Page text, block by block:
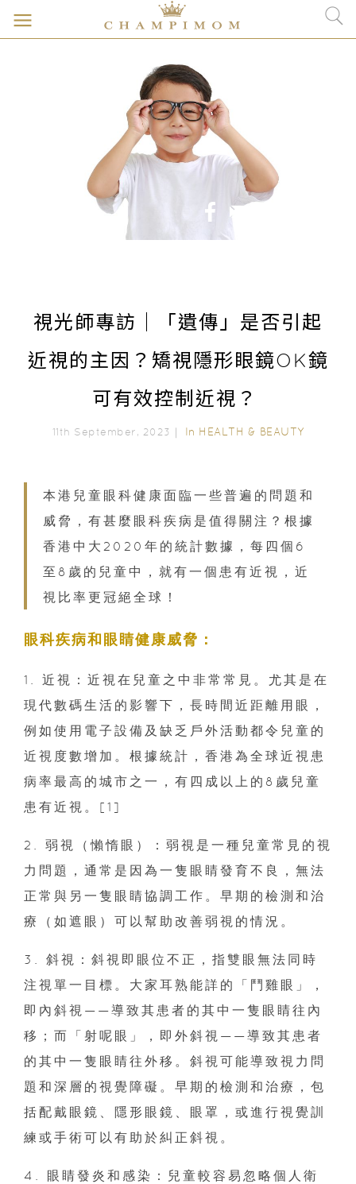
視光師專訪｜「遺傳」是否引起
近視的主因？矯視隱形眼鏡OK鏡
可有效控制近視？
11th September, 2023｜ In HEALTH & BEAUTY
本港兒童眼科健康面臨一些普遍的問題和
威脅，有甚麼眼科疾病是值得關注？根據
香港中大2020年的統計數據，每四個6
至8歲的兒童中，就有一個患有近視，近
視比率更冠絕全球！
眼科疾病和眼睛健康威脅：
1. 近視：近視在兒童之中非常常見。尤其是在
現代數碼生活的影響下，長時間近距離用眼，
例如使用電子設備及缺乏戶外活動都令兒童的
近視度數增加。根據統計，香港為全球近視患
病率最高的城市之一，有四成以上的8歲兒童
患有近視。[1]
2. 弱視（懶惰眼）：弱視是一種兒童常見的視
力問題，通常是因為一隻眼睛發育不良，無法
正常與另一隻眼睛協調工作。早期的檢測和治
療（如遮眼）可以幫助改善弱視的情況。
3. 斜視：斜視即眼位不正，指雙眼無法同時
注視單一目標。大家耳熟能詳的「鬥雞眼」，
即內斜視——導致其患者的其中一隻眼睛往內
移；而「射呢眼」，即外斜視——導致其患者
的其中一隻眼睛往外移。斜視可能導致視力問
題和深層的視覺障礙。早期的檢測和治療，包
括配戴眼鏡、隱形眼鏡、眼罩，或進行視覺訓
練或手術可以有助於糾正斜視。
4. 眼睛發炎和感染：兒童較容易忽略個人衛